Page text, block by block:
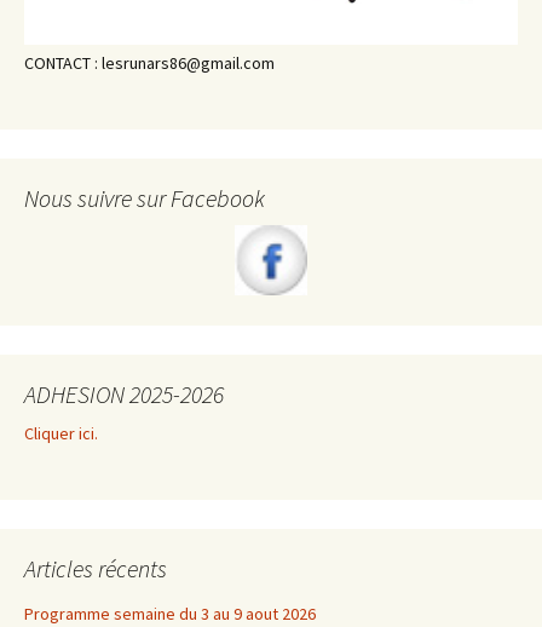
CONTACT : lesrunars86@gmail.com
Nous suivre sur Facebook
ADHESION 2025-2026
Cliquer ici.
Articles récents
Programme semaine du 3 au 9 aout 2026